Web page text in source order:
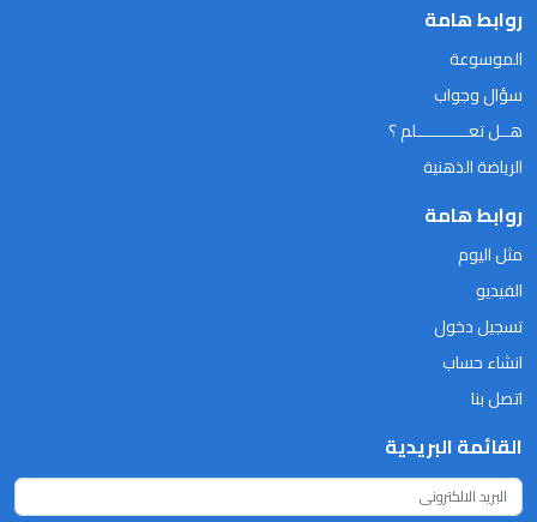
روابط هامة
الموسوعة
سؤال وجواب
هــل تعـــــــــــلم ؟
الرياضة الذهنية
روابط هامة
مثل اليوم
الفيديو
تسجيل دخول
انشاء حساب
اتصل بنا
القائمة البريدية